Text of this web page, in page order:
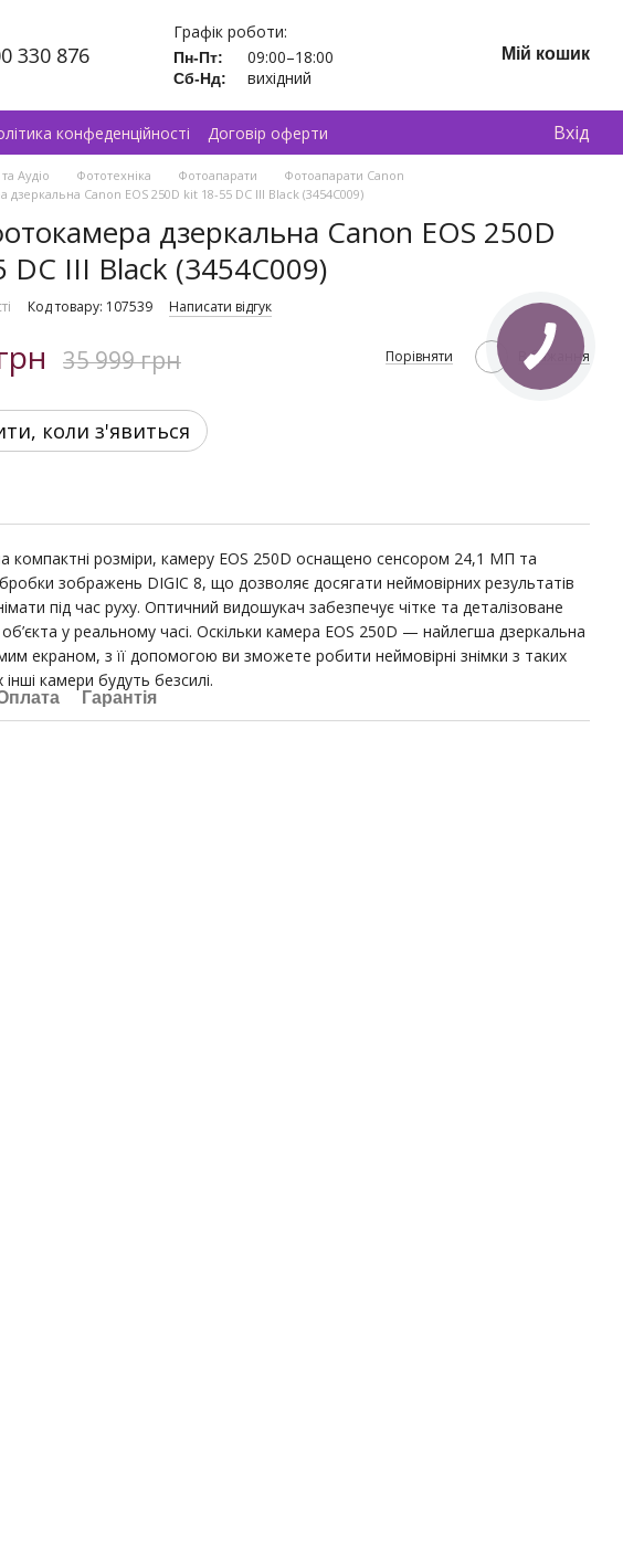
330 876
Графік роботи:
Пн-Пт: 09:00–18:00
Сб-Нд: вихідний
Мій кошик
конфеденційності
Договір оферти
Вхід
Аудіо Фототехніка Фотоапарати
Фотоапарати Canon
Canon EOS 250D kit 18-55 DC III Black (3454C009)
дзеркальна Canon EOS 250D
DC III Black (3454C009)
Код товару: 107539 Написати відгук
35 999 грн Порівняти В бажання
коли з'явиться
компактні розміри, камеру EOS 250D оснащено сенсором 24,1 МП та
зображень DIGIC 8, що дозволяє досягати неймовірних результатів
під час руху. Оптичний видошукач забезпечує чітке та деталізоване
у реальному часі. Оскільки камера EOS 250D — найлегша дзеркальна
екраном, з її допомогою ви зможете робити неймовірні знімки з таких
інші камери будуть безсилі.
Гарантія
КНОПКА
ЗВ'ЯЗКУ